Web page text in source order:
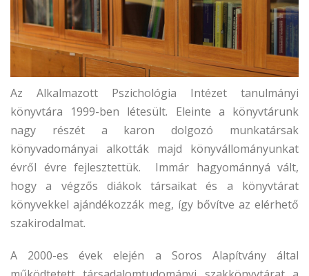
Az Alkalmazott Pszichológia Intézet tanulmányi
könyvtára 1999-ben létesült. Eleinte a könyvtárunk
nagy részét a karon dolgozó munkatársak
könyvadományai alkották majd könyvállományunkat
évről évre fejlesztettük. Immár hagyománnyá vált,
hogy a végzős diákok társaikat és a könyvtárat
könyvekkel ajándékozzák meg, így bővítve az elérhető
szakirodalmat.
A 2000-es évek elején a Soros Alapítvány által